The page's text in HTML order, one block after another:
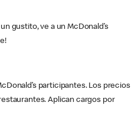
gustito, ve a un McDonald’s
participantes. Los precios
Aplican cargos por